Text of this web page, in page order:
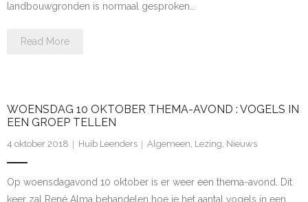
- Inschrijven Cursus
- Verslag excursie 6-12-2024
Publicaties
landbouwgronden is normaal gesproken…
Read More
WOENSDAG 10 OKTOBER THEMA-AVOND : VOGELS IN
EEN GROEP TELLEN
4 oktober 2018 Huib Leenders Algemeen, Lezing, Nieuws
Op woensdagavond 10 oktober is er weer een thema-avond. Dit
keer zal René Alma behandelen hoe je het aantal vogels in een